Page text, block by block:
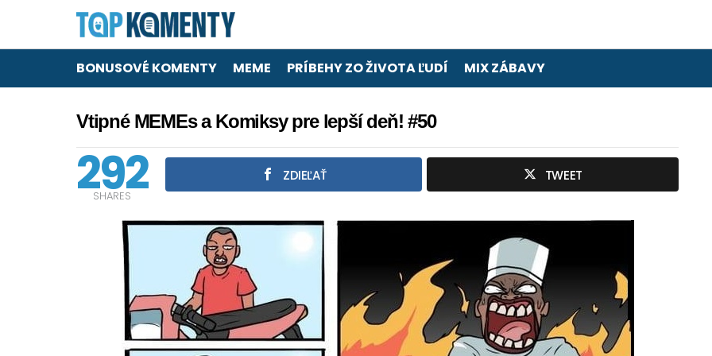
BONUSOVÉ KOMENTY MEME PRÍBEHY ZO ŽIVOTA ĽUDÍ MIX ZÁBAVY
Vtipné MEMEs a Komiksy pre lepší deň! #50
292
SHARES
ZDIEĽAŤ TWEET